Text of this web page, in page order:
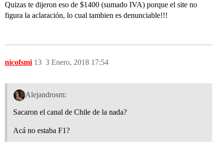
Quizas te dijeron eso de $1400 (sumado IVA) porque el site no
figura la aclaración, lo cual tambien es denunciable!!!
nicofsmi 3 Enero, 2018 17:54
13
Alejandrosm:
Sacaron el canal de Chile de la nada?
Acá no estaba F1?